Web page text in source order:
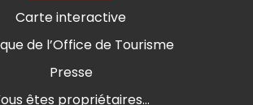
Carte interactive
de l’Office de Tourisme
Presse
êtes propriétaires...